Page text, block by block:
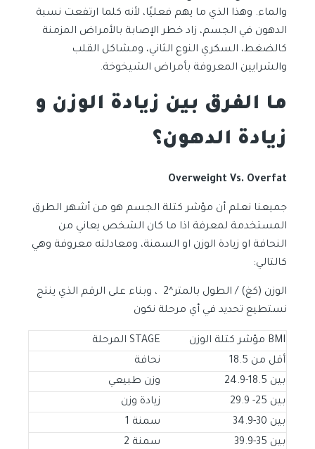
والماء. وهذا الذي ما يهم فعليًا، لأنه كلما ارتفعت نسبة
الدهون في الجسم، زاد خطر الإصابة بالأمراض المزمنة
كالضغط، السكري النوع الثاني، ومشاكل القلب
والشرايين المعروفة بأمراض الشيخوخة.
ما الفرق بين زيادة الوزن و
زيادة الدهون؟
Overweight Vs. Overfat
جميعنا نعلم أن مؤشر كتلة الجسم هو من أشهر الطرق
المستخدمة لمعرفة اذا ما كان الشخص يعاني من
النحافة او زيادة الوزن او السمنة، ومعادلته معروفة وهي
كالتالي:
الوزن (كغ) / الطول بالمتر^2 ، وبناء على الرقم الذي ينتج
نستطيع تحديد في أي مرحلة نكون
BMI مؤشر كتلة الوزن
STAGE المرحلة
أقل من 18.5
نحافة
بين 18.5-24.9
وزن طبيعي
بين 25- 29.9
زيادة وزن
بين 30-34.9
سمنة 1
بين 35-39.9
سمنة 2